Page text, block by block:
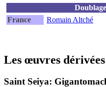
Doublage
France
Romain Altché
Les œuvres
Saint Seiya: